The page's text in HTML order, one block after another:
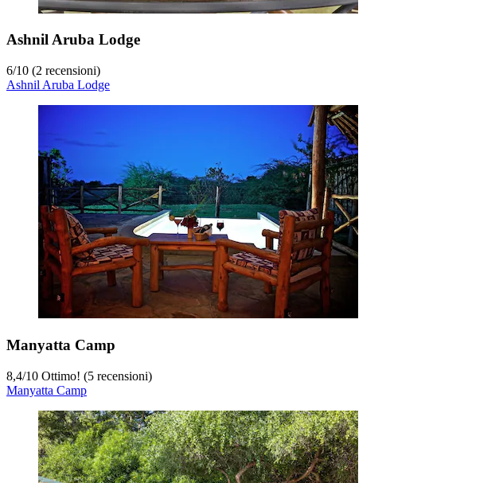
Ashnil Aruba Lodge
6/10 (2 recensioni)
Ashnil Aruba Lodge
Manyatta Camp
8,4/10 Ottimo! (5 recensioni)
Manyatta Camp